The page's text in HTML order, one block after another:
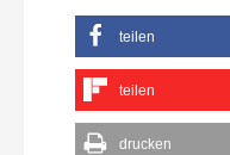
teilen
teilen
drucken